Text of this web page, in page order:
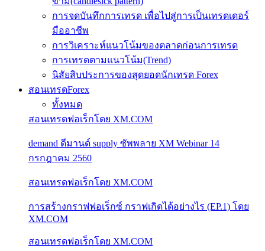
การจดบันทึกการเทรด เพื่อไปสู่การเป็นเทรดเดอร์
มืออาชีพ
การวิเคราะห์แนวโน้มของตลาดก่อนการเทรด
การเทรดตามแนวโน้ม(Trend)
นิสัยสิบประการของสุดยอดนักเทรด Forex
สอนเทรดForex
ทั้งหมด
สอนเทรดฟอเร็กโดย XM.COM
demand ดีมานด์ supply ซัพพลาย XM Webinar 14
กรกฎาคม 2560
สอนเทรดฟอเร็กโดย XM.COM
การสร้างกราฟฟอเร็กซ์ กราฟเกิดได้อย่างไร (EP.1) โดย
XM.COM
สอนเทรดฟอเร็กโดย XM.COM